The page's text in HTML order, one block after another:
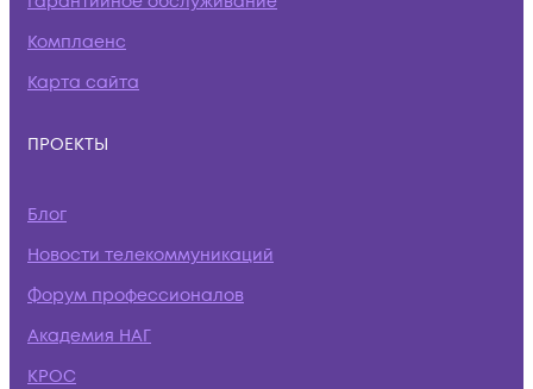
Комплаенс
Карта сайта
ПРОЕКТЫ
Блог
Новости телекоммуникаций
Форум профессионалов
Академия НАГ
КРОС